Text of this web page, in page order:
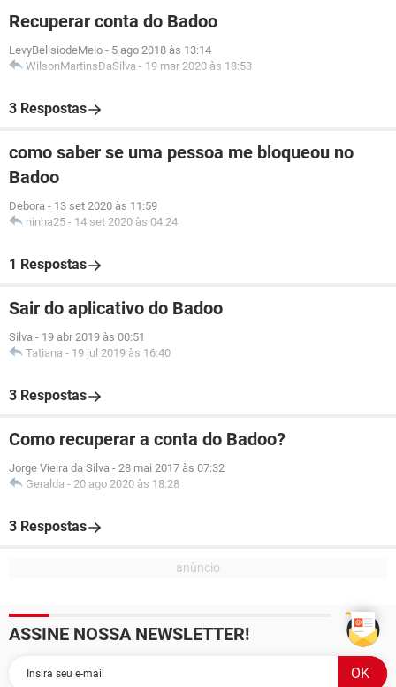
Recuperar conta do Badoo
LevyBelisiodeMelo - 5 ago 2018 às 13:14
WilsonMartinsDaSilva - 19 mar 2020 às 18:53
3 Respostas
como saber se uma pessoa me bloqueou no
Badoo
Debora - 13 set 2020 às 11:59
ninha25 - 14 set 2020 às 04:24
1 Respostas
Sair do aplicativo do Badoo
Silva - 19 abr 2019 às 00:51
Tatiana - 19 jul 2019 às 16:40
3 Respostas
Como recuperar a conta do Badoo?
Jorge Vieira da Silva - 28 mai 2017 às 07:32
Geralda - 20 ago 2020 às 18:28
3 Respostas
ASSINE NOSSA NEWSLETTER!